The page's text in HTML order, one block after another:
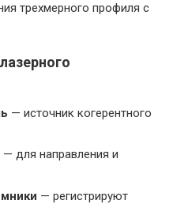
трехмерного профиля с
— источник когерентного
— для направления и
— регистрируют